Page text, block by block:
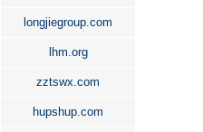
longjiegroup.com
lhm.org
zztswx.com
hupshup.com